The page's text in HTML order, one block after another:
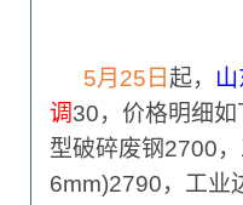
5月25日 起，
调30，价格明细
型破碎废钢2700
6mm)2790，工业